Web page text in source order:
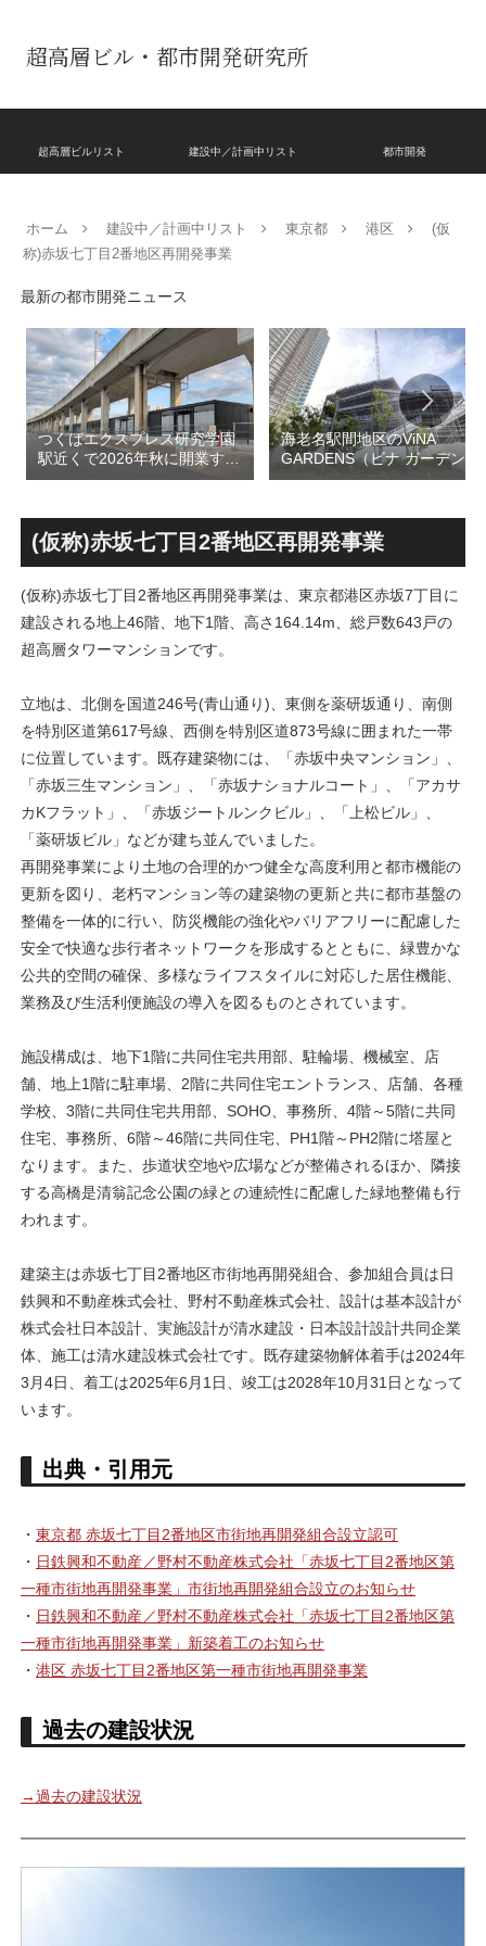
超高層ビル・都市開発研究所
超高層ビルリスト 建設中／計画中リスト 都市開発
ホーム 建設中／計画中リスト 東京都 港区
(仮
称)赤坂七丁目2番地区再開発事業
最新の都市開発ニュース
つくばエクスプレス研究学園
駅近くで2026年秋に開業する
高架下商業施設「寿横
跡地の開発計画や商業ビル建
設進行などにより駅前商業地
が形成へ！！
海老名駅間地区のViNA
GARDENS（ビナ ガーデン
ズ）で建設中の「（仮称）フ
テル温浴棟」2026年夏時点建
設状況！！天然温泉のほか子
育て・ペット関連の複合施設
(仮称)赤坂七丁目2番地区再開発事業
(仮称)赤坂七丁目2番地区再開発事業は、東京都港区赤坂7丁目に
建設される地上46階、地下1階、高さ164.14m、総戸数643戸の
超高層タワーマンションです。
立地は、北側を国道246号(青山通り)、東側を薬研坂通り、南側
を特別区道第617号線、西側を特別区道873号線に囲まれた一帯
に位置しています。既存建築物には、「赤坂中央マンション」、
「赤坂三生マンション」、「赤坂ナショナルコート」、「アカサ
カKフラット」、「赤坂ジートルンクビル」、「上松ビル」、
「薬研坂ビル」などが建ち並んでいました。
再開発事業により土地の合理的かつ健全な高度利用と都市機能の
更新を図り、老朽マンション等の建築物の更新と共に都市基盤の
整備を一体的に行い、防災機能の強化やバリアフリーに配慮した
安全で快適な歩行者ネットワークを形成するとともに、緑豊かな
公共的空間の確保、多様なライフスタイルに対応した居住機能、
業務及び生活利便施設の導入を図るものとされています。
施設構成は、地下1階に共同住宅共用部、駐輪場、機械室、店
舗、地上1階に駐車場、2階に共同住宅エントランス、店舗、各種
学校、3階に共同住宅共用部、SOHO、事務所、4階～5階に共同
住宅、事務所、6階～46階に共同住宅、PH1階～PH2階に塔屋と
なります。また、歩道状空地や広場などが整備されるほか、隣接
する高橋是清翁記念公園の緑との連続性に配慮した緑地整備も行
われます。
建築主は赤坂七丁目2番地区市街地再開発組合、参加組合員は日
鉄興和不動産株式会社、野村不動産株式会社、設計は基本設計が
株式会社日本設計、実施設計が清水建設・日本設計設計共同企業
体、施工は清水建設株式会社です。既存建築物解体着手は2024年
3月4日、着工は2025年6月1日、竣工は2028年10月31日となって
います。
出典・引用元
・ 東京都 赤坂七丁目2番地区市街地再開発組合設立認可
・ 日鉄興和不動産／野村不動産株式会社「赤坂七丁目2番地区第
一種市街地再開発事業」市街地再開発組合設立のお知らせ
・ 日鉄興和不動産／野村不動産株式会社「赤坂七丁目2番地区第
一種市街地再開発事業」新築着工のお知らせ
・ 港区 赤坂七丁目2番地区第一種市街地再開発事業
過去の建設状況
→過去の建設状況